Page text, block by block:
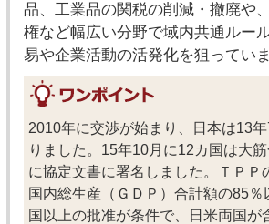
品、工業品の関税の削減・撤廃や
権など幅広い分野で域内共通ルー
易や企業活動の活発化を狙っていま
2010年に交渉が始まり、日本は13
りました。15年10月に12カ国は大
に協定文書に署名しました。ＴＰＰ
国内総生産（ＧＤＰ）合計額の85％
国以上の批准が条件で、日米両国が